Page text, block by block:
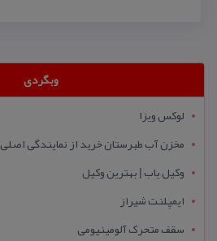
وبگردی
لوکس ویزا
مخزن آب طبرستان خرید از نمایندگی اصلی
وکیل یاب | بهترین وکیل
ایمپلنت شیراز
سقف متحرک آلومینیومی